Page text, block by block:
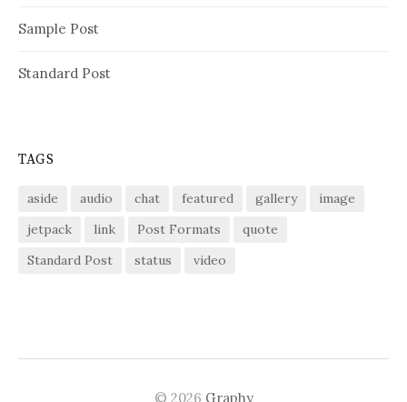
Sample Post
Standard Post
TAGS
aside audio chat featured gallery
image
jetpack
link Post Formats
quote
Standard Post
status video
© 2026 Graphy